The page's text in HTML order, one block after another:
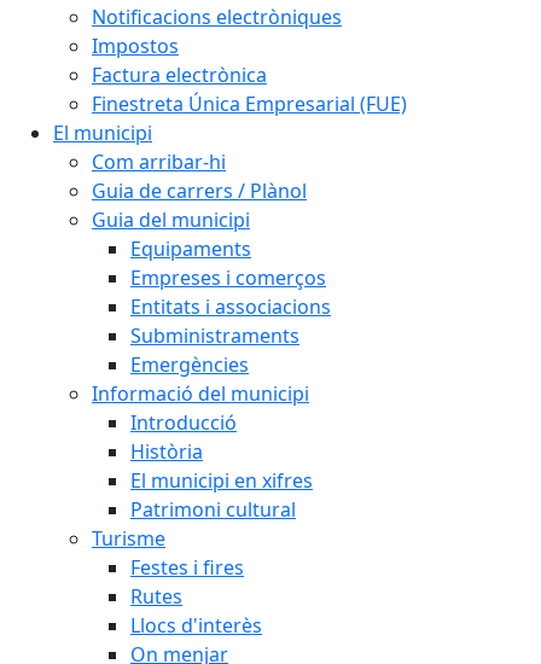
Notificacions electròniques
Impostos
Factura electrònica
Finestreta Única Empresarial (FUE)
El municipi
Com arribar-hi
Guia de carrers / Plànol
Guia del municipi
Equipaments
Empreses i comerços
Entitats i associacions
Subministraments
Emergències
Informació del municipi
Introducció
Història
El municipi en xifres
Patrimoni cultural
Turisme
Festes i fires
Rutes
Llocs d'interès
On menjar